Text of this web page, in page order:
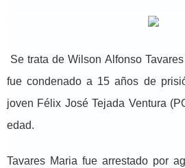
Se trata de Wilson Alfonso
fue condenado a 15 años de
joven Félix José Tejada Ventura
edad.
Tavares Maria fue arrestado por